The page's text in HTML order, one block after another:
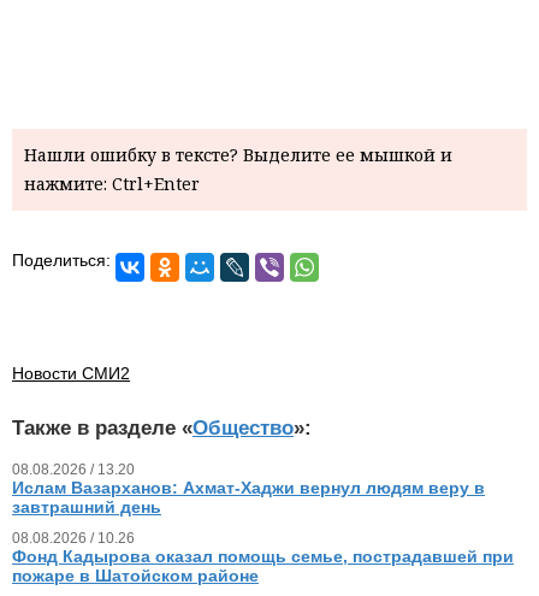
Нашли ошибку в тексте? Выделите ее мышкой и
нажмите: Ctrl+Enter
Поделиться:
Новости СМИ2
Также в разделе «Общество»:
08.08.2026 / 13.20
Ислам Вазарханов: Ахмат-Хаджи вернул людям веру в
завтрашний день
08.08.2026 / 10.26
Фонд Кадырова оказал помощь семье, пострадавшей при
пожаре в Шатойском районе